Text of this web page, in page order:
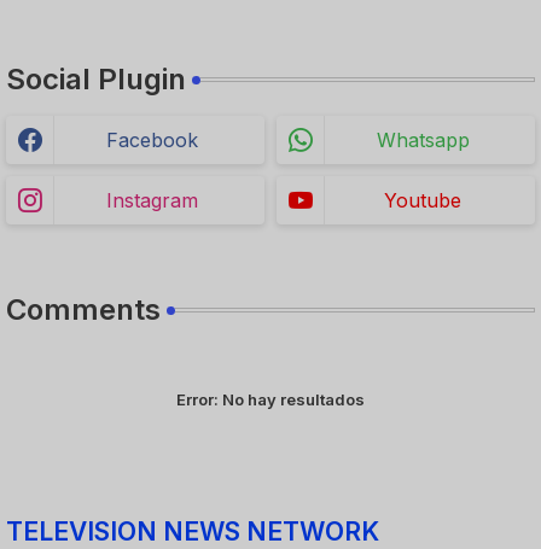
Social Plugin
Facebook Whatsapp
Instagram Youtube
Comments
Error: No hay resultados
TELEVISION NEWS NETWORK